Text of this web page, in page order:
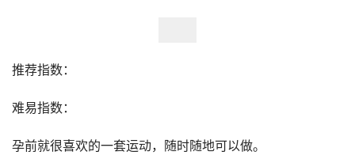
推荐指数：
难易指数：
孕前就很喜欢的一套运动，随时随地可以做。